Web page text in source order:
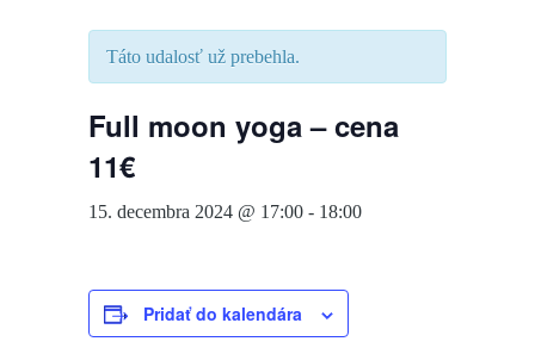
Táto udalosť už prebehla.
Full moon yoga – cena
11€
15. decembra 2024 @ 17:00 - 18:00
Pridať do kalendára